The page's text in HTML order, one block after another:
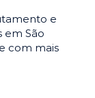
e
em São
com mais